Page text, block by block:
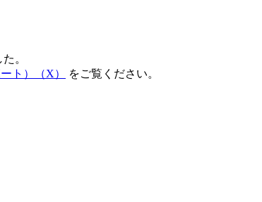
。
ト）（X） をご覧ください。